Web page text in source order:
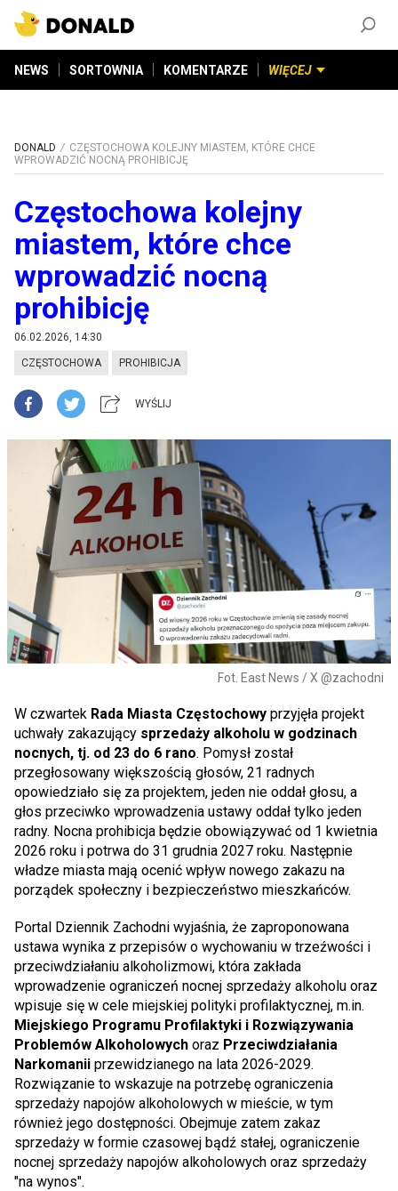
NEWS SORTOWNIA KOMENTARZE WIĘCEJ
DONALD
CZĘSTOCHOWA KOLEJNY MIASTEM, KTÓRE CHCE
WPROWADZIĆ NOCNĄ PROHIBICJĘ
Częstochowa kolejny
miastem, które chce
wprowadzić nocną
prohibicję
06.02.2026, 14:30
CZĘSTOCHOWA PROHIBICJA
WYŚLIJ
Fot. East News / X @zachodni
W czwartek Rada Miasta Częstochowy przyjęła projekt
uchwały zakazujący sprzedaży alkoholu w godzinach
nocnych, tj. od 23 do 6 rano. Pomysł został
przegłosowany większością głosów, 21 radnych
opowiedziało się za projektem, jeden nie oddał głosu, a
głos przeciwko wprowadzenia ustawy oddał tylko jeden
radny. Nocna prohibicja będzie obowiązywać od 1 kwietnia
2026 roku i potrwa do 31 grudnia 2027 roku. Następnie
władze miasta mają ocenić wpływ nowego zakazu na
porządek społeczny i bezpieczeństwo mieszkańców.
Portal Dziennik Zachodni wyjaśnia, że zaproponowana
ustawa wynika z przepisów o wychowaniu w trzeźwości i
przeciwdziałaniu alkoholizmowi, która zakłada
wprowadzenie ograniczeń nocnej sprzedaży alkoholu oraz
wpisuje się w cele miejskiej polityki profilaktycznej, m.in.
Miejskiego Programu Profilaktyki i Rozwiązywania
Problemów Alkoholowych oraz Przeciwdziałania
Narkomanii przewidzianego na lata 2026-2029.
Rozwiązanie to wskazuje na potrzebę ograniczenia
sprzedaży napojów alkoholowych w mieście, w tym
również jego dostępności. Obejmuje zatem zakaz
sprzedaży w formie czasowej bądź stałej, ograniczenie
nocnej sprzedaży napojów alkoholowych oraz sprzedaży
"na wynos".